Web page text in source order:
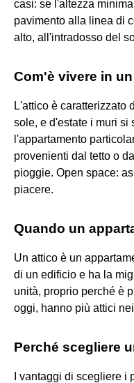
casi: se l'altezza
pavimento alla linea di
alto, all'intradosso del
Com'è vivere in
L'attico è caratterizzato
sole, e d'estate i muri si
l'appartamento
provenienti dal tetto o
pioggie. Open space:
piacere.
Quando un
Un attico è un
di un edificio e ha la
unità, proprio perché è
oggi, hanno più attici
Perché scegliere
I vantaggi di scegliere